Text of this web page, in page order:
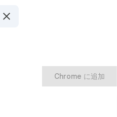
Chrome に追加